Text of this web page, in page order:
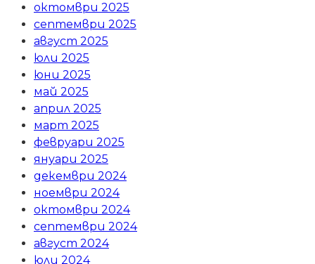
октомври 2025
септември 2025
август 2025
юли 2025
юни 2025
май 2025
април 2025
март 2025
февруари 2025
януари 2025
декември 2024
ноември 2024
октомври 2024
септември 2024
август 2024
юли 2024